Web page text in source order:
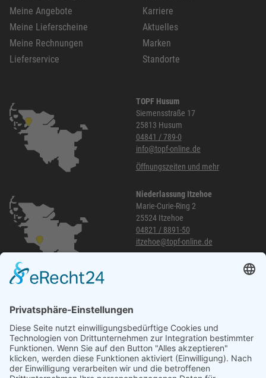
Meine Angebote
Meine Lieferscheine
Meine Rechnungen
Lieferservice
Karriere
Aktuelles
Marken
Standorte
TOPF Husum
Siemensstraße 17
25813 Husum
04841 / 789-0
info@topf-online.de
Öffnungszeiten und mehr
Niederlassung Itzehoe
Marie-Curie-Ring 2
25524 Itzehoe
04821 / 8891-50
itzehoe@topf-online.de
040 / 21 04 04 04-04
glinde@topf-online.de
Öffnungszeiten und mehr